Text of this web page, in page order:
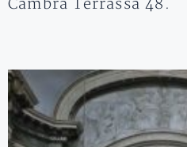
Cambra Terrassa 48.